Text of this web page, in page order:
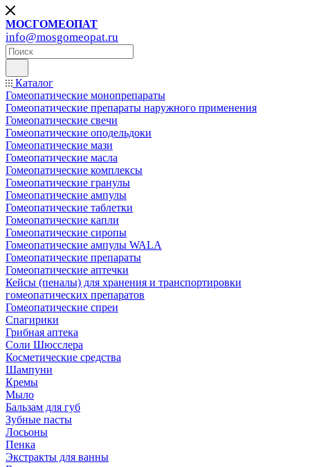
МОСГОМЕОПАТ
info@mosgomeopat.ru
Каталог
Гомеопатические монопрепараты
Гомеопатические препараты наружного применения
Гомеопатические свечи
Гомеопатические оподельдоки
Гомеопатические мази
Гомеопатические масла
Гомеопатические комплексы
Гомеопатические гранулы
Гомеопатические ампулы
Гомеопатические таблетки
Гомеопатические капли
Гомеопатические сиропы
Гомеопатические ампулы WALA
Гомеопатические препараты
Гомеопатические аптечки
Кейсы (пеналы) для хранения и транспортировки
гомеопатических препаратов
Гомеопатические спреи
Спагирики
Грибная аптека
Соли Шюсслера
Косметические средства
Шампуни
Кремы
Мыло
Бальзам для губ
Зубные пасты
Лосьоны
Пенка
Экстракты для ванны